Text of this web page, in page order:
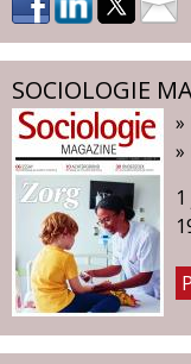
z
i
n
e
SOCIOLOGIE
»
»